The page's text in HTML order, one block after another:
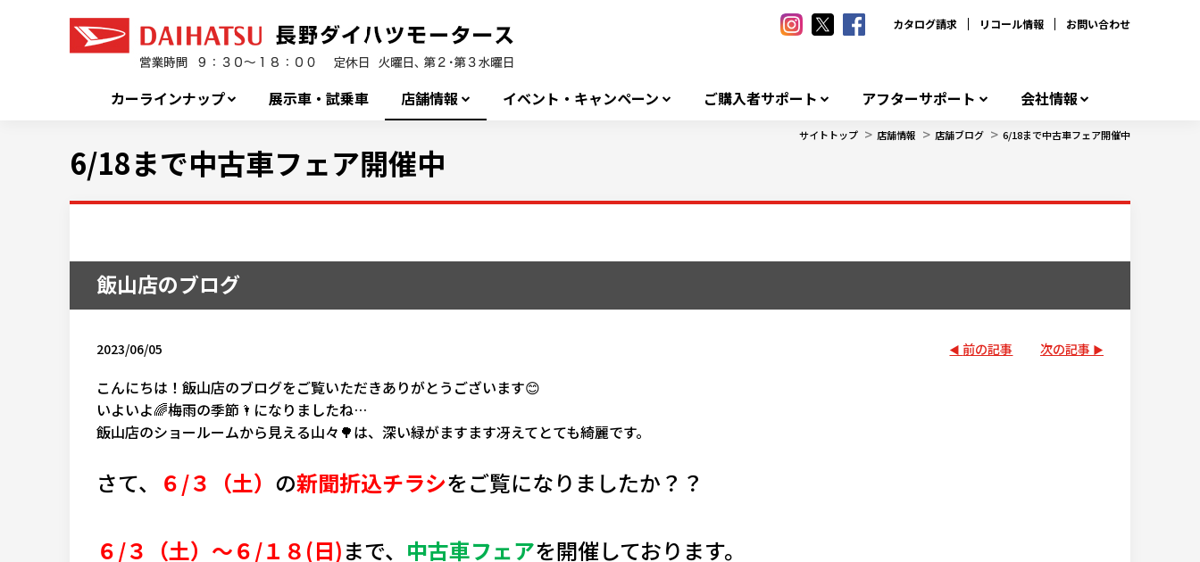
カタログ請求 リコール情報 お問い合わせ
カーラインナップ 展示車・試乗車 店舗情報 イベント・キャンペーン ご購入者サポート アフターサポート 会社情報
サイトトップ > 店舗情報 > 店舗ブログ > 6/18まで中古車フェア開催中
6/18まで中古車フェア開催中
飯山店のブログ
2023/06/05 前の記事 次の記事
こんにちは！飯山店のブログをご覧いただきありがとうございます😊
いよいよ🌈梅雨の季節🌂になりましたね…
飯山店のショールームから見える山々🌳は、深い緑がますます冴えてとても綺麗です。
さて、 ６/３ （土） の新聞折込チラシをご覧になりましたか？？
６/３（土）～６/１８(日)まで、 中古車フェアを開催しております。